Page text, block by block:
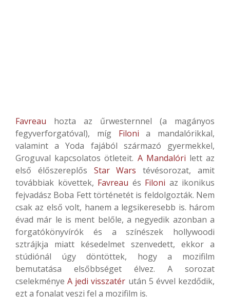
Favreau hozta az űrwesternnel (a magányos
fegyverforgatóval), míg Filoni a mandalórikkal,
valamint a Yoda fajából származó gyermekkel,
Groguval kapcsolatos ötleteit. A Mandalóri lett az
első élőszereplős Star Wars tévésorozat, amit
továbbiak követtek, Favreau és Filoni az ikonikus
fejvadász Boba Fett történetét is feldolgozták. Nem
csak az első volt, hanem a legsikeresebb is. három
évad már le is ment belőle, a negyedik azonban a
forgatókönyvírók és a színészek hollywoodi
sztrájkja miatt késedelmet szenvedett, ekkor a
stúdiónál úgy döntöttek, hogy a mozifilm
bemutatása elsőbbséget élvez. A sorozat
cselekményeA jedi visszatér után 5 évvel kezdődik,
ezt a fonalat veszi fel a mozifilm is.